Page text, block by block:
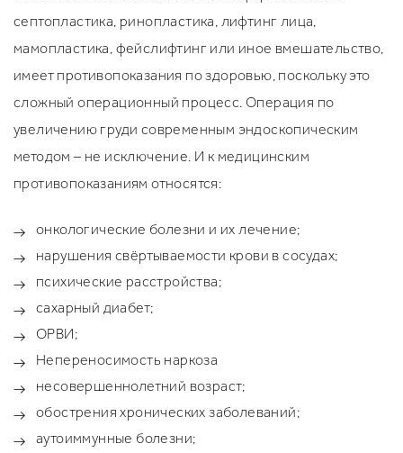
септопластика, ринопластика, лифтинг лица,
мамопластика, фейслифтинг или иное вмешательство,
имеет противопоказания по здоровью, поскольку это
сложный операционный процесс. Операция по
увеличению груди современным эндоскопическим
методом – не исключение. И к медицинским
противопоказаниям относятся:
онкологические болезни и их лечение;
нарушения свёртываемости крови в сосудах;
психические расстройства;
сахарный диабет;
ОРВИ;
Непереносимость наркоза
несовершеннолетний возраст;
обострения хронических заболеваний;
аутоиммунные болезни;